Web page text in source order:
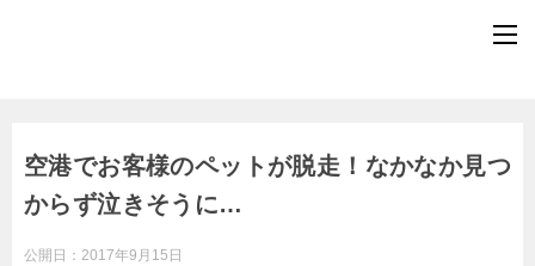
空港でお客様のペットが脱走！なかなか見つ
からず泣きそうに…
公開日： 2017年9月15日